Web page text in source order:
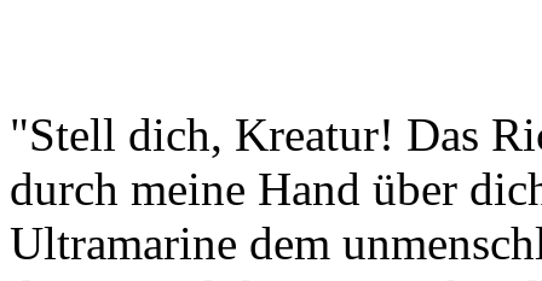
"Stell dich, Kreatur! Das
durch meine Hand über
Ultramarine dem